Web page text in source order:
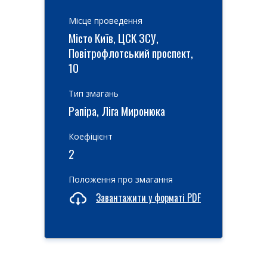
Місце проведення
Місто Київ, ЦСК ЗСУ,
Повітрофлотський проспект,
10
Тип змагань
Рапіра, Ліга Миронюка
Коефіцієнт
2
Положення про змагання
Завантажити у форматі PDF